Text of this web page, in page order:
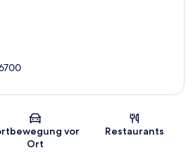
Karte
vor
Ort
Restaurants